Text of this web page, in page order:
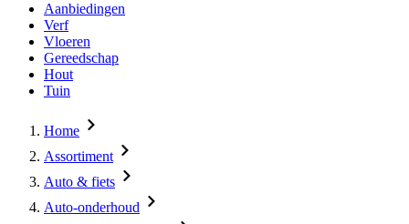
Aanbiedingen
Verf
Vloeren
Gereedschap
Hout
Tuin
Home
Assortiment
Auto & fiets
Auto-onderhoud